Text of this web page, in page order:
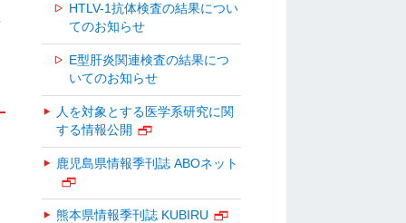
HTLV-1抗体検査の結果につい
てのお知らせ
E型肝炎関連検査の結果につ
いてのお知らせ
人を対象とする医学系研究に関
する情報公開
鹿児島県情報季刊誌 ABOネット
熊本県情報季刊誌 KUBIRU